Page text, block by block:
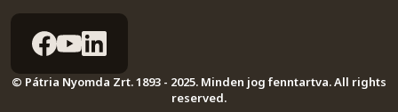
© Pátria Nyomda Zrt. 1893 - 2025. Minden jog fenntartva. All rights
reserved.